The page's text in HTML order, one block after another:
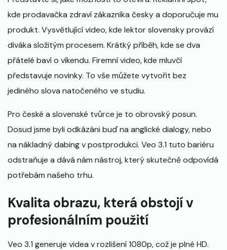
kde prodavačka zdraví zákazníka česky a doporučuje mu
produkt. Vysvětlující video, kde lektor slovensky provází
diváka složitým procesem. Krátký příběh, kde se dva
přátelé baví o víkendu. Firemní video, kde mluvčí
představuje novinky. To vše můžete vytvořit bez
jediného slova natočeného ve studiu.
Pro české a slovenské tvůrce je to obrovský posun.
Dosud jsme byli odkázáni buď na anglické dialogy, nebo
na nákladný dabing v postprodukci. Veo 3.1 tuto bariéru
odstraňuje a dává nám nástroj, který skutečně odpovídá
potřebám našeho trhu.
Kvalita obrazu, která obstojí v
profesionálním použití
Veo 3.1 generuje videa v rozlišení 1080p, což je plné HD.